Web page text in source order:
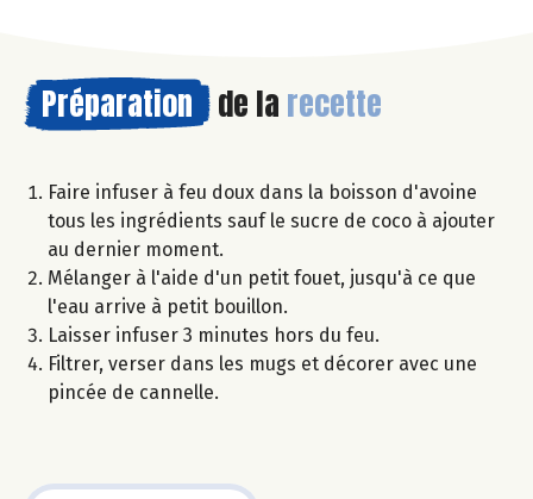
Préparation de la recette
Faire infuser à feu doux dans la boisson d'avoine
tous les ingrédients sauf le sucre de coco à ajouter
au dernier moment.
Mélanger à l'aide d'un petit fouet, jusqu'à ce que
l'eau arrive à petit bouillon.
Laisser infuser 3 minutes hors du feu.
Filtrer, verser dans les mugs et décorer avec une
pincée de cannelle.